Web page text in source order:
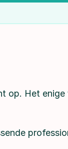
op. Het